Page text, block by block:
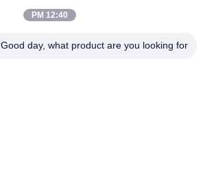
12:40 PM
Good day, what product are you looking for?